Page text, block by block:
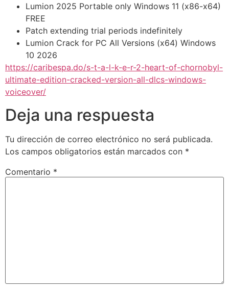
Lumion 2025 Portable only Windows 11 (x86-x64)
FREE
Patch extending trial periods indefinitely
Lumion Crack for PC All Versions (x64) Windows
10 2026
https://caribespa.do/s-t-a-l-k-e-r-2-heart-of-chornobyl-
ultimate-edition-cracked-version-all-dlcs-windows-
voiceover/
Deja una respuesta
Tu dirección de correo electrónico no será publicada.
Los campos obligatorios están marcados con *
Comentario *